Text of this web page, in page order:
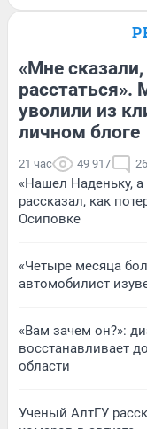
«Мне
расстаться».
уволили из
личном блоге
21 час 49 917 26
«Нашел Наденьку,
рассказал, как
Осиповке
«Четыре месяца
автомобилист
«Вам зачем он?»:
восстанавливает
области
Ученый АлтГУ